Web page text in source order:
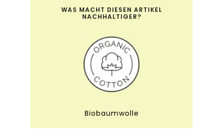
WAS MACHT DIESEN ARTIKEL
NACHHALTIGER?
Biobaumwolle